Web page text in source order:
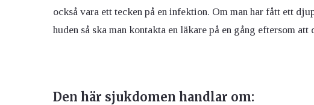
också vara ett tecken på en infektion. Om man har fått ett
huden så ska man kontakta en läkare på en gång eftersom
Den här sjukdomen handlar om: